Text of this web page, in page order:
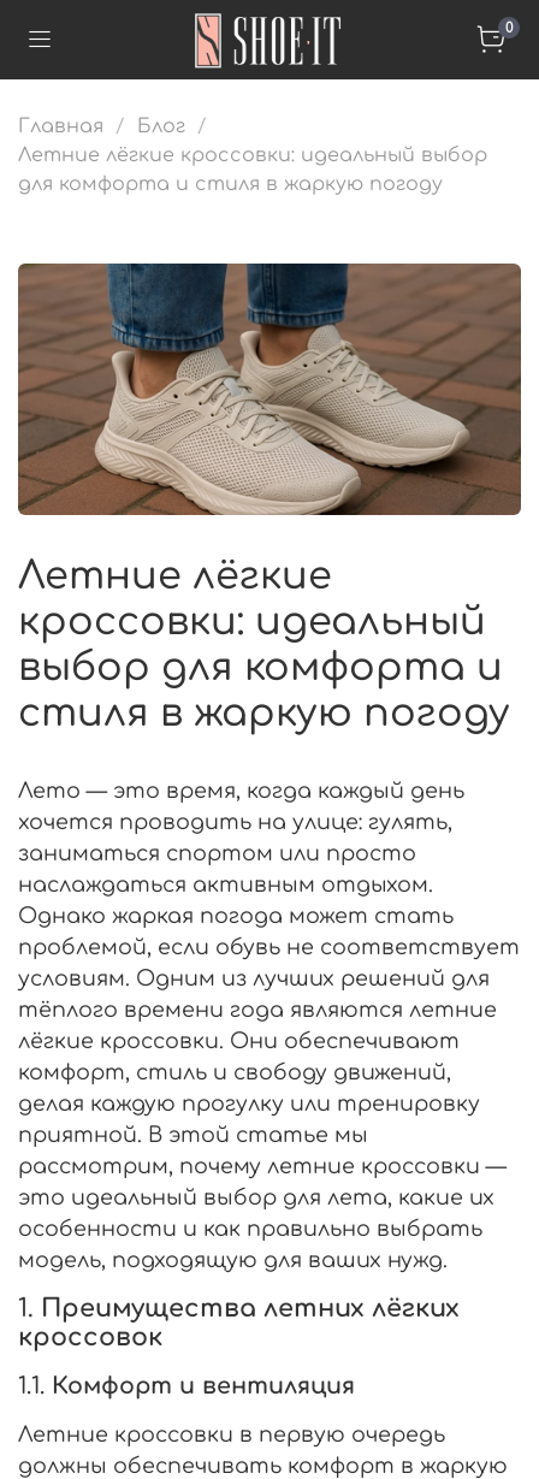
0
Главная
Блог
Летние лёгкие кроссовки: идеальный выбор
для комфорта и стиля в жаркую погоду
Летние лёгкие
кроссовки: идеальный
выбор для комфорта и
стиля в жаркую погоду
Лето — это время, когда каждый день
хочется проводить на улице: гулять,
заниматься спортом или просто
наслаждаться активным отдыхом.
Однако жаркая погода может стать
проблемой, если обувь не соответствует
условиям. Одним из лучших решений для
тёплого времени года являются летние
лёгкие кроссовки. Они обеспечивают
комфорт, стиль и свободу движений,
делая каждую прогулку или тренировку
приятной. В этой статье мы
рассмотрим, почему летние кроссовки —
это идеальный выбор для лета, какие их
особенности и как правильно выбрать
модель, подходящую для ваших нужд.
1. Преимущества летних лёгких
кроссовок
1.1. Комфорт и вентиляция
Летние кроссовки в первую очередь
должны обеспечивать комфорт в жаркую